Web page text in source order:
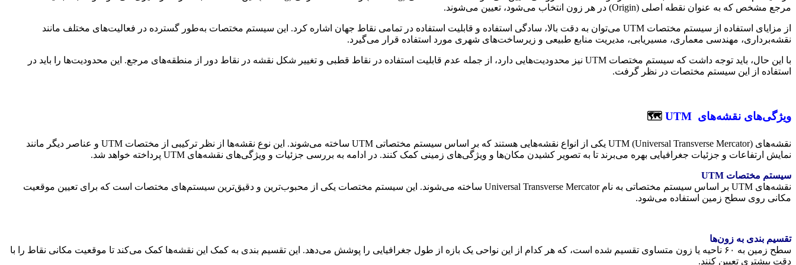
مرجع مشخص که به عنوان نقطه اصلی (Origin) در هر زون انتخاب می‌شود، تعیین می‌شوند.
از مزایای استفاده از سیستم مختصات UTM می‌توان به دقت بالا، سادگی استفاده و قابلیت استفاده در تمامی نقاط جهان اشاره کرد. این سیستم مختصات به‌طور گسترده در فعالیت‌های مختلف مانند
نقشه‌برداری، مهندسی معماری، مسیریابی، مدیریت منابع طبیعی و زیرساخت‌های شهری مورد استفاده قرار می‌گیرد.
با این حال، باید توجه داشت که سیستم مختصات UTM نیز محدودیت‌هایی دارد، از جمله عدم قابلیت استفاده در نقاط قطبی و تغییر شکل نقشه در نقاط دور از منطقه‌های مرجع. این محدودیت‌ها را باید در
استفاده از این سیستم مختصات در نظر گرفت.
ویژگی‌های نقشه‌های 🗺
نقشه‌های UTM (Universal Transverse Mercator) یکی از انواع نقشه‌هایی هستند که بر اساس سیستم مختصاتی UTM ساخته می‌شوند. این نوع نقشه‌ها از نظر ترکیبی از مختصات UTM و عناصر دیگر مانند
نمایش ارتفاعات و جزئیات جغرافیایی بهره می‌برند تا به تصویر کشیدن مکان‌ها و ویژگی‌های زمینی کمک کنند. در ادامه به بررسی جزئیات و ویژگی‌های نقشه‌های UTM پرداخته خواهد شد.
سیستم مختصات
نقشه‌های UTM بر اساس سیستم مختصاتی به نام Universal Transverse Mercator ساخته می‌شوند. این سیستم مختصات یکی از محبوب‌ترین و دقیق‌ترین سیستم‌های مختصات است که برای تعیین موقعیت
مکانی روی سطح زمین استفاده می‌شود.
تقسیم بندی به زون‌ها
سطح زمین به ۶۰ ناحیه یا زون متساوی تقسیم شده است، که هر کدام از این نواحی یک بازه از طول جغرافیایی را پوشش می‌دهد. این تقسیم بندی به کمک این نقشه‌ها کمک می‌کند تا موقعیت مکانی نقاط را با
دقت بیشتری تعیین کنند.